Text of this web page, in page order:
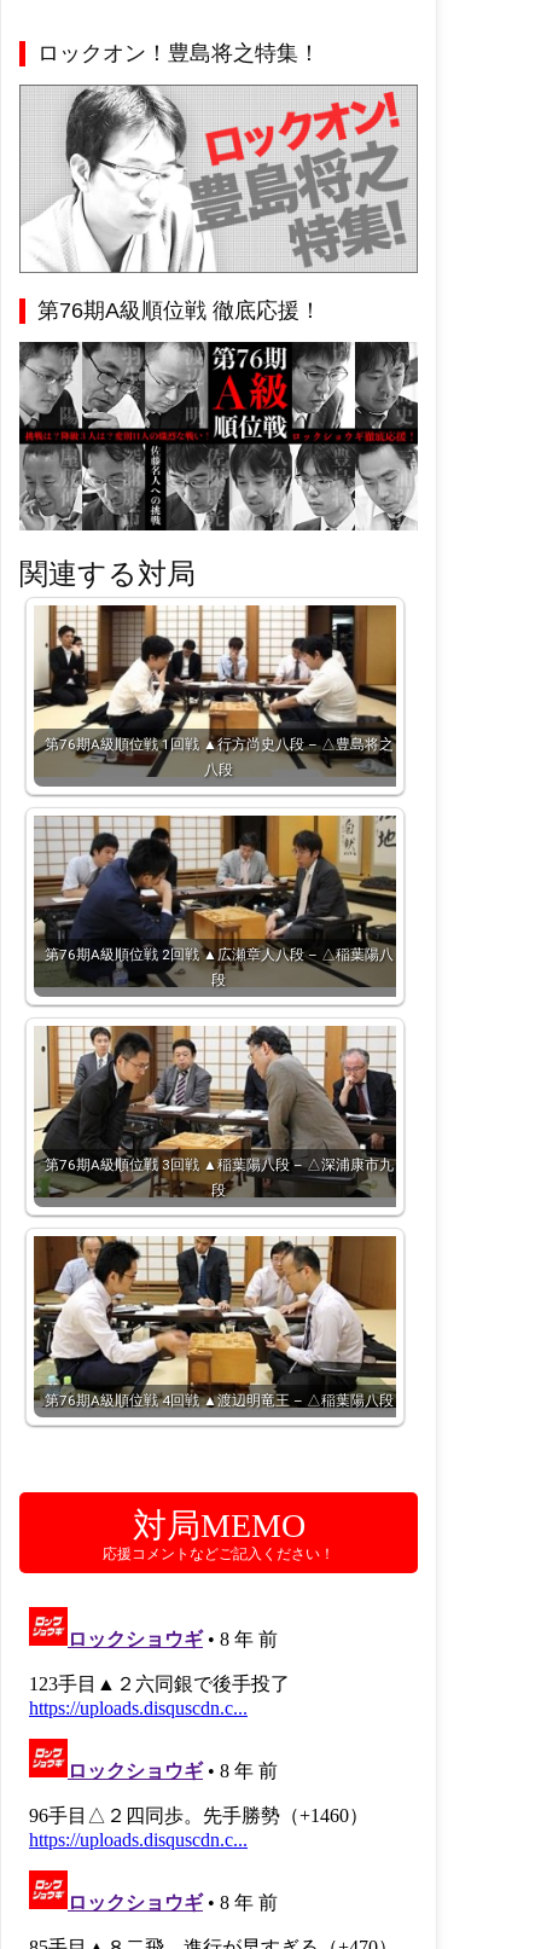
ロックオン！豊島将之特集！
第76期A級順位戦 徹底応援！
関連する対局
第76期A級順位戦 1回戦 ▲行方尚史八段 – △豊島将之
八段
第76期A級順位戦 2回戦 ▲広瀬章人八段 – △稲葉陽八
段
第76期A級順位戦 3回戦 ▲稲葉陽八段 – △深浦康市九
段
第76期A級順位戦 4回戦 ▲渡辺明竜王 – △稲葉陽八段
対局MEMO
応援コメントなどご記入ください！